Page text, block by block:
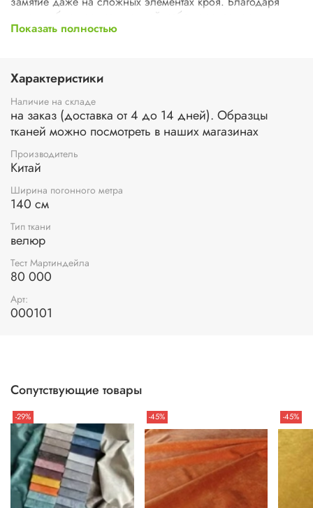
этому любые предметы мягкой мебели сохраняют
роскошный внешний вид.
воплощает в себе современные тенденции и высокие
технологии производства.
Состав ткани: полиэстер – 100%
Состав подложки: полиэстер - 100%
Плотность ткани: 420 г/м.кв.
Устойчивость к истиранию (или тест Мартиндейла): 80
000 циклов
Показать полностью
Характеристики
Наличие на складе
на заказ (доставка от 4 до 14 дней). Образцы
тканей можно посмотреть в наших магазинах
Производитель
Китай
Ширина погонного метра
140 см
Тип ткани
велюр
Тест Мартиндейла
80 000
Арт:
000101
Сопутствующие товары
-29% -45% -45%